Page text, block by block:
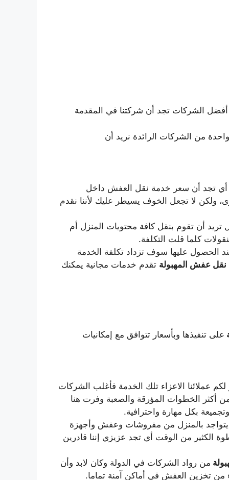
الشركات تجد أن شركتنا في المقدمة
واحدة من الشركات الرائدة نريد أن
أي تجد أن سعر خدمة نقل العفش داخل
ولكن لا تجعل الخوف يسيطر عليك لأننا نقدم
تريد أن تقوم بنقل كافة محتويات المنزل أم
كلما قلت التكلفة.
الحصول عليها سوف تزداد تكلفة الخدمة
نقل عفش المهبولة تقدم خدمات مجانية يمكنك
على تنفيذها وبأسعار تتوافق مع إمكانيات
الاعزاء تلك الخدمة فأغلب الشركات
الخطوات المؤرقة والصعبة وفرت هنا
بكل مهارة واحترافية.
يتواجد بالمنزل من مفروشات وعفش وأجهزة
الكثير من الوقت أي تجد عزيزي إننا قادرين
من رواد الشركات في الدولة وكان لابد وأن
من تخزين العفش في أماكن آمنة تماما.